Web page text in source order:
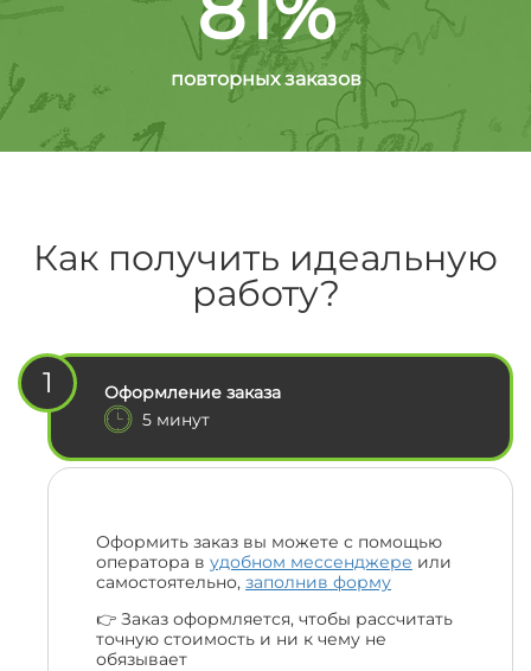
повторных заказов
Как получить идеальную
работу?
1
Оформление заказа
5 минут
Оформить заказ вы можете с помощью
оператора в удобном мессенджере или
самостоятельно, заполнив форму
👉 Заказ оформляется, чтобы рассчитать
точную стоимость и ни к чему не
обязывает